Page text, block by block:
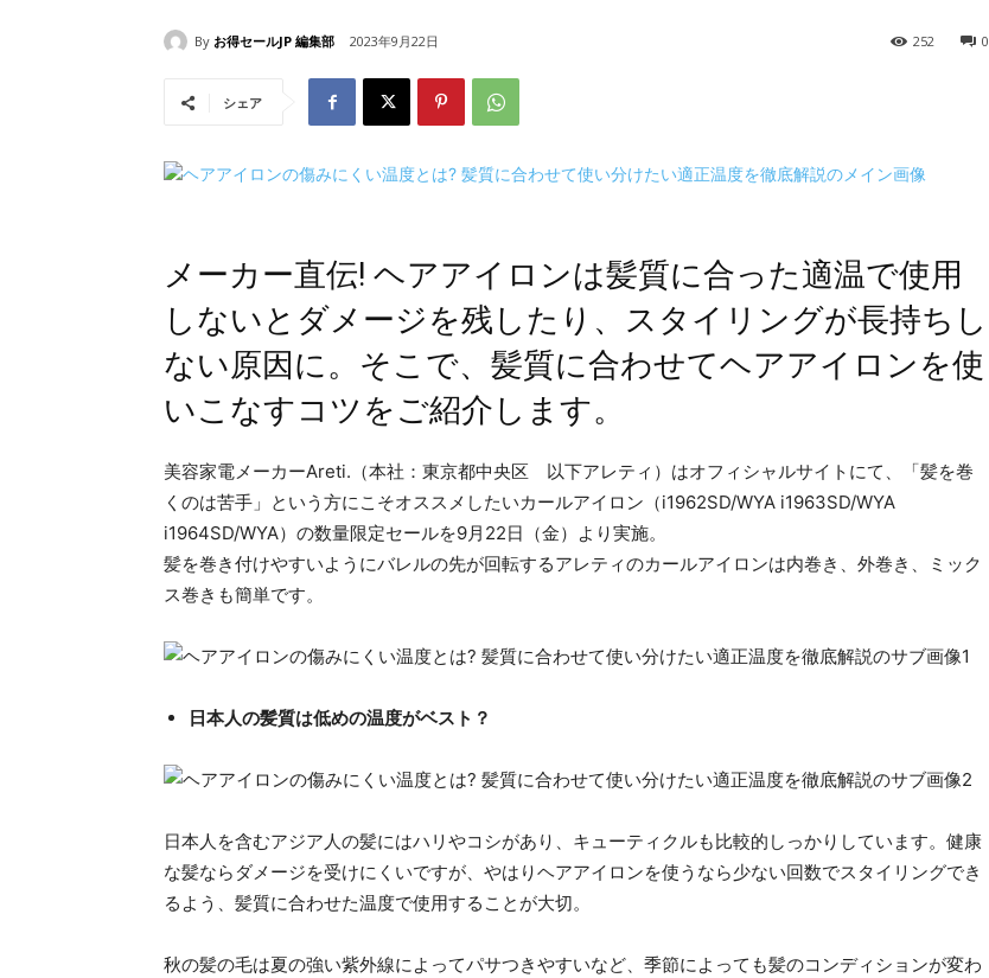
By お得セールJP 編集部 2023年9月22日 0
252
シェア
メーカー直伝! ヘアアイロンは髪質に合った適温で使用
しないとダメージを残したり、スタイリングが長持ちし
ない原因に。そこで、髪質に合わせてヘアアイロンを使
いこなすコツをご紹介します。
美容家電メーカーAreti.（本社：東京都中央区 以下アレティ）はオフィシャルサイトにて、「髪を巻
くのは苦手」という方にこそオススメしたいカールアイロン（i1962SD/WYA i1963SD/WYA
i1964SD/WYA）の数量限定セールを9月22日（金）より実施。
髪を巻き付けやすいようにバレルの先が回転するアレティのカールアイロンは内巻き、外巻き、ミック
ス巻きも簡単です。
日本人の髪質は低めの温度がベスト？
日本人を含むアジア人の髪にはハリやコシがあり、キューティクルも比較的しっかりしています。健康
な髪ならダメージを受けにくいですが、やはりヘアアイロンを使うなら少ない回数でスタイリングでき
るよう、髪質に合わせた温度で使用することが大切。
秋の髪の毛は夏の強い紫外線によってパサつきやすいなど、季節によっても髪のコンディションが変わ